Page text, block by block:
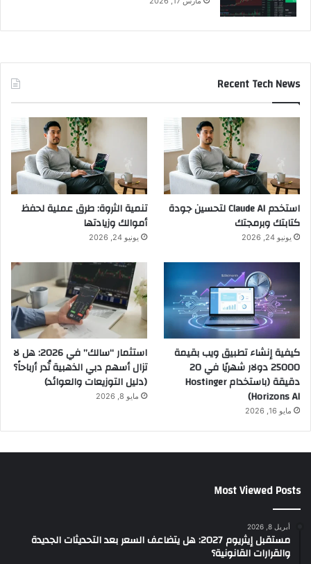
Recent Tech News
استخدم Claude AI لتحسين جودة
كتابتك وبرمجتك
يونيو 24, 2026
تنمية الثروة: طرق عملية لحفظ
أموالك وزيادتها
يونيو 24, 2026
كيفية إنشاء تطبيق ويب بقيمة
25000 دولار شهريًا في 20
دقيقة (باستخدام Hostinger
Horizons AI)
مايو 16, 2026
استثمار “سالك” في 2026: هل لا
تزال أسهم دبي الذهبية تُدر أرباحاً؟
(دليل التوزيعات والعوائد)
مايو 8, 2026
Most Viewed Posts
أبريل 8, 2026
مستقبل إيثريوم 2027: هل يتضاعف السعر بعد التحديثات الجديدة
والقرارات القانونية؟